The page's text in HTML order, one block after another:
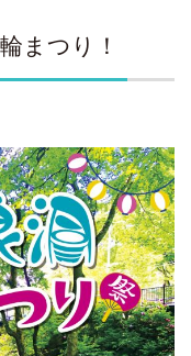
まつり！